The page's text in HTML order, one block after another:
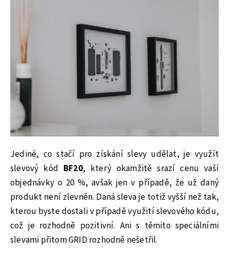
Jediné, co stačí pro získání slevy udělat, je využít
slevový kód BF20, který okamžitě srazí cenu vaší
objednávky o 20 %, avšak jen v případě, že už daný
produkt není zlevněn. Daná sleva je totiž vyšší než tak,
kterou byste dostali v případě využití slevového kódu,
což je rozhodně pozitivní. Ani s těmito speciálními
slevami přitom GRID rozhodně nešetřil.